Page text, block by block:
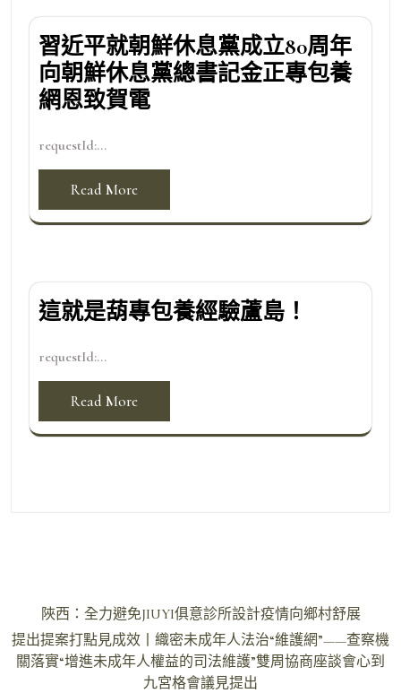
習近平就朝鮮休息黨成立80周年
向朝鮮休息黨總書記金正專包養
網恩致賀電
requestId:...
Read More
這就是葫專包養經驗蘆島！
requestId:...
Read More
章
導
陜西：全力避免JIUYI俱意診所設計疫情向鄉村舒展
提出提案打點見成效丨織密未成年人法治“維護網”——查察機
關落實“增進未成年人權益的司法維護”雙周協商座談會心到
九宮格會議見提出